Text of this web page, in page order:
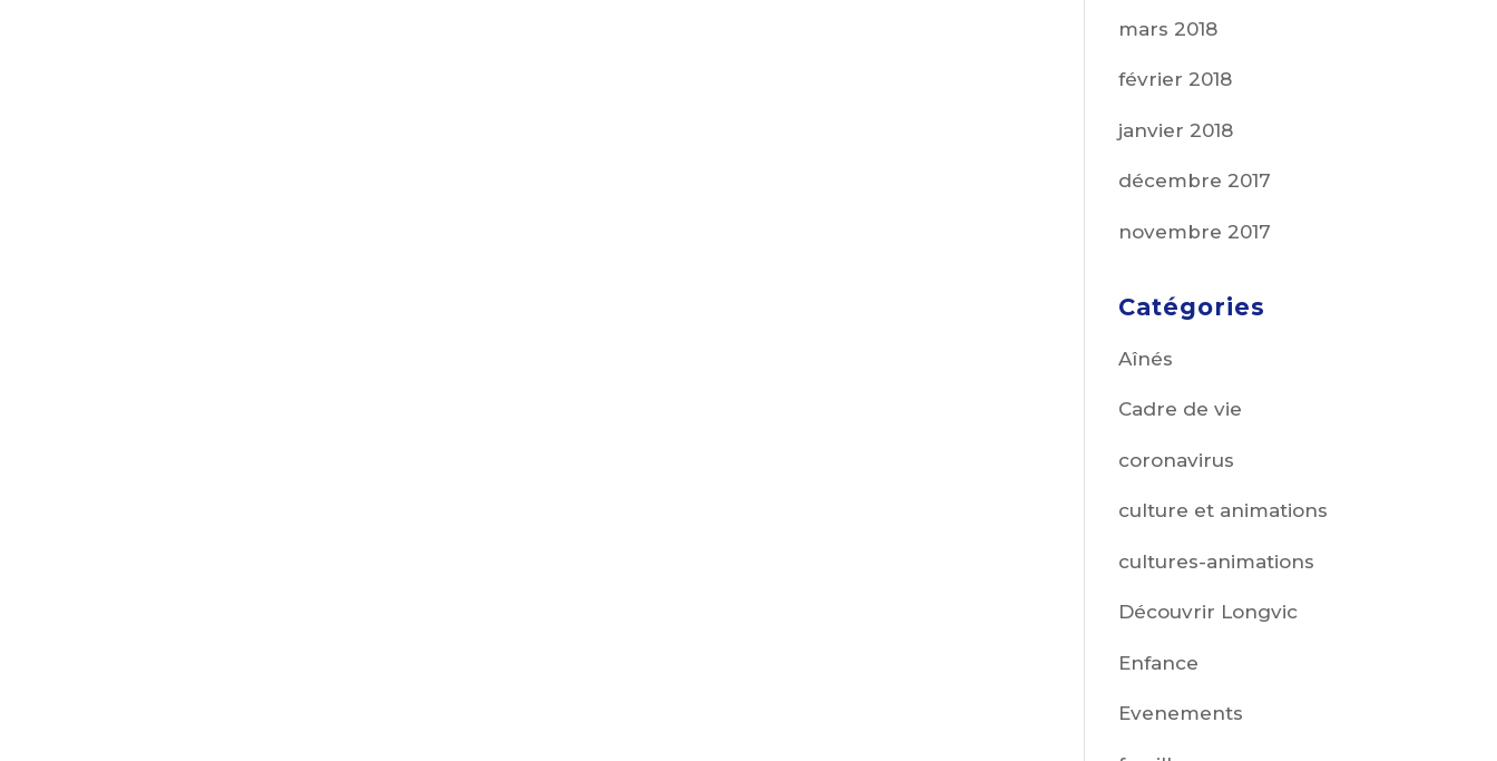
mars 2018
février 2018
janvier 2018
décembre 2017
novembre 2017
Catégories
Aînés
Cadre de vie
coronavirus
culture et animations
cultures-animations
Découvrir Longvic
Enfance
Evenements